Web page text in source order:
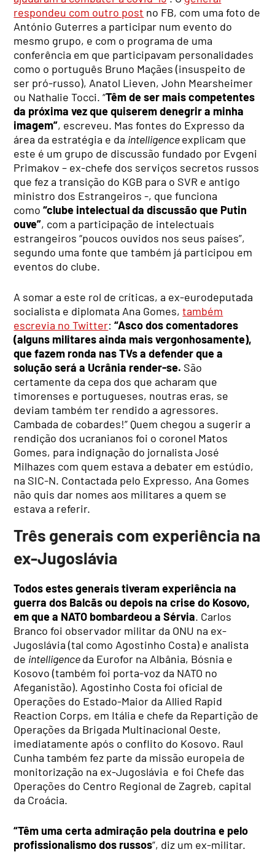
respondeu com outro post no FB, com uma foto de
António Guterres a participar num evento do
mesmo grupo, e com o programa de uma
conferência em que participavam personalidades
como o português Bruno Maçães (insuspeito de
ser pró-russo), Anatol Lieven, John Mearsheimer
ou Nathalie Tocci. “Têm de ser mais competentes
da próxima vez que quiserem denegrir a minha
imagem”, escreveu. Mas fontes do Expresso da
área da estratégia e da intelligenceexplicam que
este é um grupo de discussão fundado por Evgeni
Primakov – ex-chefe dos serviços secretos russos
que fez a transição do KGB para o SVR e antigo
ministro dos Estrangeiros -, que funciona
como“clube intelectual da discussão que Putin
ouve”, com a participação de intelectuais
estrangeiros “poucos ouvidos nos seus países”,
segundo uma fonte que também já participou em
eventos do clube.
A somar a este rol de críticas, a ex-eurodeputada
socialista e diplomata Ana Gomes,também
escrevia no Twitter:“Asco dos comentadores
(alguns militares ainda mais vergonhosamente),
que fazem ronda nas TVs a defender que a
solução será a Ucrânia render-se. São
certamente da cepa dos que acharam que
timorenses e portugueses, noutras eras, se
deviam também ter rendido a agressores.
Cambada de cobardes!” Quem chegou a sugerir a
rendição dos ucranianos foi o coronel Matos
Gomes, para indignação do jornalista José
Milhazes com quem estava a debater em estúdio,
na SIC-N. Contactada pelo Expresso, Ana Gomes
não quis dar nomes aos militares a quem se
estava a referir.
Três generais com experiência na
ex-Jugoslávia
Todos estes generais tiveram experiência na
guerra dos Balcãs ou depois na crise do Kosovo,
em que a NATO bombardeou a Sérvia. Carlos
Branco foi observador militar da ONU na ex-
Jugoslávia (tal como Agostinho Costa) e analista
de intelligenceda Eurofor na Albânia, Bósnia e
Kosovo (também foi porta-voz da NATO no
Afeganistão). Agostinho Costa foi oficial de
Operações do Estado-Maior da Allied Rapid
Reaction Corps, em Itália e chefe da Repartição de
Operações da Brigada Multinacional Oeste,
imediatamente após o conflito do Kosovo. Raul
Cunha também fez parte da missão europeia de
monitorização na ex-Jugoslávia e foi Chefe das
Operações do Centro Regional de Zagreb, capital
da Croácia.
“Têm uma certa admiração pela doutrina e pelo
profissionalismo dos russos”, diz um ex-militar.